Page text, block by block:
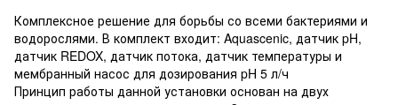
Комплексное решение для борьбы со всеми бактериями и
водорослями. В комплект входит: Aquascenic, датчик pH,
датчик REDOX, датчик потока, датчик температуры и
мембранный насос для дозирования pH 5 л/ч
Принцип работы данной установки основан на двух